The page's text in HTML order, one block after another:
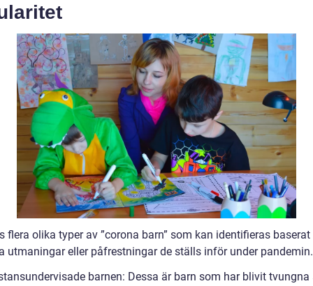
flera olika typer av ”corona barn” som kan identifieras baserat
utmaningar eller påfrestningar de ställs inför under pandemin.
barnen: Dessa är barn som har blivit tvungna